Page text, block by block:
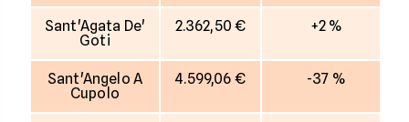
Sant'Agata De'
Goti
2.362,50 € +2 %
Sant'Angelo A
Cupolo
4.599,06 € -37 %